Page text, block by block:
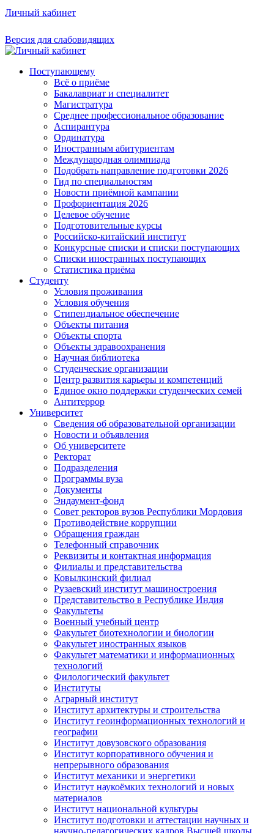
Личный кабинет
Версия для слабовидящих
Поступающему
Всё о приёме
Бакалавриат и специалитет
Магистратура
Среднее профессиональное образование
Аспирантура
Ординатура
Иностранным абитуриентам
Международная олимпиада
Подобрать направление подготовки 2026
Гид по специальностям
Новости приёмной кампании
Профориентация 2026
Целевое обучение
Подготовительные курсы
Российско-китайский институт
Конкурсные списки и списки поступающих
Списки иностранных поступающих
Статистика приёма
Студенту
Условия проживания
Условия обучения
Стипендиальное обеспечение
Объекты питания
Объекты спорта
Объекты здравоохранения
Научная библиотека
Студенческие организации
Центр развития карьеры и компетенций
Единое окно поддержки студенческих семей
Антитеррор
Университет
Сведения об образовательной организации
Новости и объявления
Об университете
Ректорат
Подразделения
Программы вуза
Документы
Эндаумент-фонд
Совет ректоров вузов Республики Мордовия
Противодействие коррупции
Обращения граждан
Телефонный справочник
Реквизиты и контактная информация
Филиалы и представительства
Ковылкинский филиал
Рузаевский институт машиностроения
Представительство в Республике Индия
Факультеты
Военный учебный центр
Факультет биотехнологии и биологии
Факультет иностранных языков
Факультет математики и информационных
технологий
Филологический факультет
Институты
Аграрный институт
Институт архитектуры и строительства
Институт геоинформационных технологий и
географии
Институт довузовского образования
Институт корпоративного обучения и
непрерывного образования
Институт механики и энергетики
Институт наукоёмких технологий и новых
материалов
Институт национальной культуры
Институт подготовки и аттестации научных и
научно-педагогических кадров Высшей школы